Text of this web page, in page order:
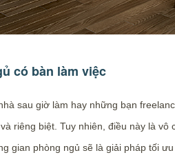
có bàn làm việc
sau giờ làm hay những bạn
riêng biệt. Tuy nhiên, điều này là
gian phòng ngủ sẽ là giải pháp tối